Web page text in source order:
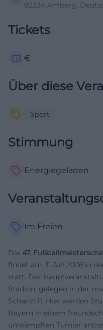
92224 Amberg,
Tickets
€
Über diese
Sport
Stimmung
Energiegeladen
Im Freien
Die 47.
findet am 3. Juli 2026 in
statt. Der
Stadion, gelegen in der
Schanzl 11. Hier werden
Bayern in einem
umkämpften Turnier